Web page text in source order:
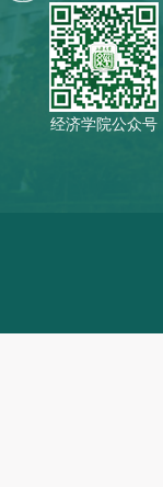
经济学院公众号